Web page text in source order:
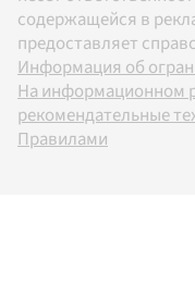
содержащейся в
предоставляет
Информация об
На информационном
рекомендательные
Правилами